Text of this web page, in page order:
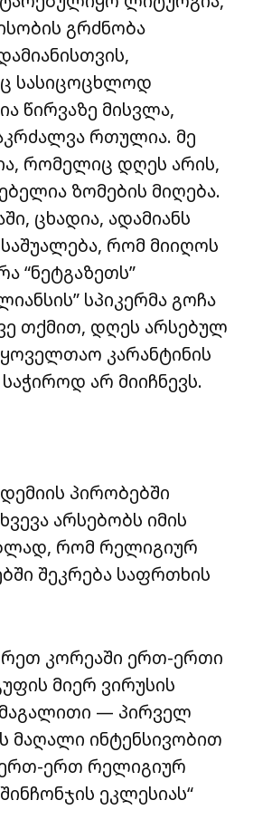
გრძნობა
სასიცოცხლოდ
წირვაზე მისვლა,
რთულია. მე
რომელიც დღეს არის,
ზომების მიღება.
ცხადია, ადამიანს
რომ მიიღოს
“ნეტგაზეთს”
სპიკერმა გოჩა
თქმით, დღეს არსებულ
კარანტინის
არ მიიჩნევს.
პირობებში
არსებობს იმის
რომ რელიგიურ
შეკრება საფრთხის
კორეაში ერთ-ერთი
მიერ ვირუსის
— პირველ
მაღალი ინტენსივობით
ერთ რელიგიურ
ეკლესიას“